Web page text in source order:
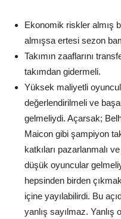
Ekonomik riskler almış
almışsa ertesi sezon
Takımın zaaflarını
takımdan gidermeli.
Yüksek maliyetli
değerlendirilmeli ve
gelmeliydi. Açarsak;
Maicon gibi şampiyon
katkıları pazarlanmalı
düşük oyuncular
hepsinden birden
içine yayılabilirdi. Bu
yanlış sayılmaz. Yanlış